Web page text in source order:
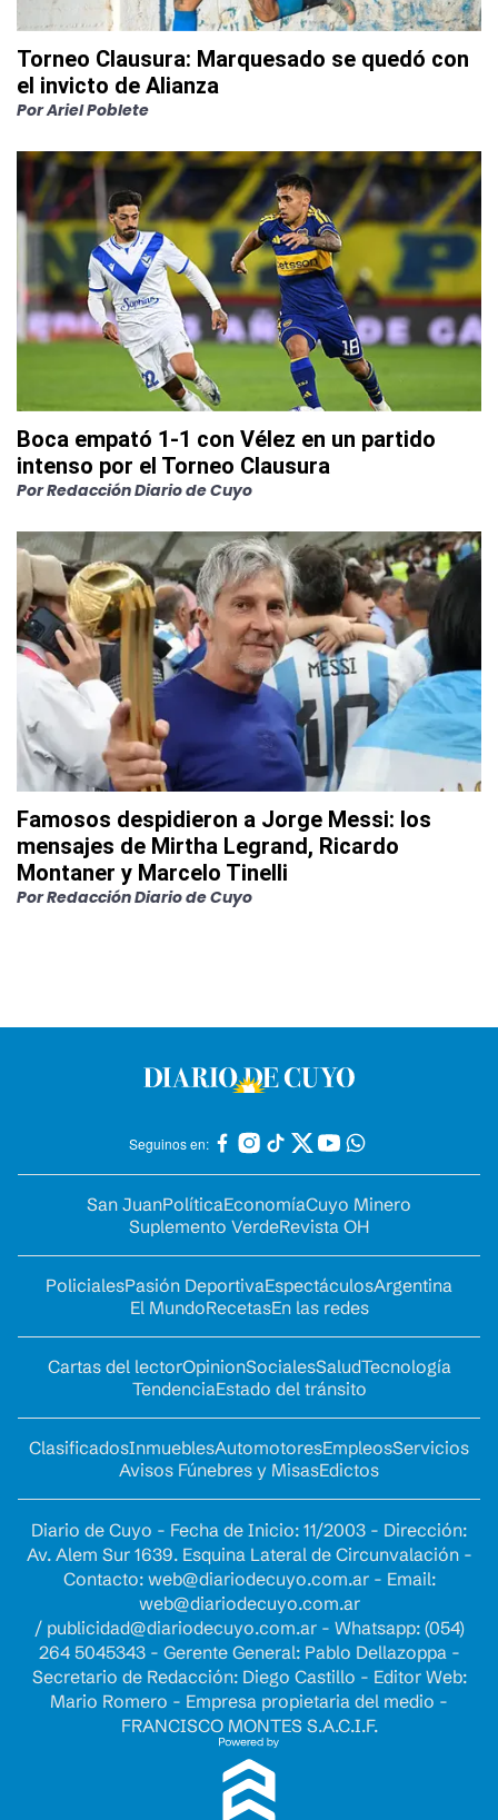
Torneo Clausura: Marquesado se quedó con
el invicto de Alianza
PorAriel Poblete
Boca empató 1-1 con Vélez en un partido
intenso por el Torneo Clausura
PorRedacción Diario de Cuyo
Famosos despidieron a Jorge Messi: los
mensajes de Mirtha Legrand, Ricardo
Montaner y Marcelo Tinelli
PorRedacción Diario de Cuyo
Seguinos en:
San JuanPolíticaEconomíaCuyo Minero
Suplemento VerdeRevista OH
PolicialesPasión DeportivaEspectáculosArgentina
El MundoRecetasEn las redes
Cartas del lectorOpinionSocialesSaludTecnología
TendenciaEstado del tránsito
ClasificadosInmueblesAutomotoresEmpleosServicios
Avisos Fúnebres y MisasEdictos
Diario de Cuyo - Fecha de Inicio: 11/2003 - Dirección:
Av. Alem Sur 1639. Esquina Lateral de Circunvalación -
Contacto: web@diariodecuyo.com.ar- Email:
web@diariodecuyo.com.ar
/ publicidad@diariodecuyo.com.ar- Whatsapp: (054)
264 5045343 - Gerente General: Pablo Dellazoppa -
Secretario de Redacción: Diego Castillo - Editor Web:
Mario Romero - Empresa propietaria del medio -
FRANCISCO MONTES S.A.C.I.F.